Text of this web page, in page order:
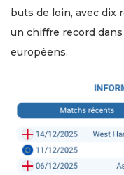
buts de loin, avec dix
un chiffre record
européens.